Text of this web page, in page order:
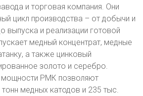
и торговая компания. Они
цикл производства – от добычи и
выпуска и реализации готовой
медный концентрат, медные
а также цинковый
золото и серебро.
мощности РМК позволяют
медных катодов и 235 тыс.